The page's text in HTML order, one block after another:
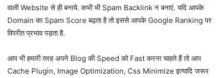
वाली Website से ही बनाये. कभी भी Spam Backlink न बनाएं. यदि आपके
Domain का Spam Score बढ़ता है तो इससे आपके Google Ranking पर
विपरीत प्रभाव पड़ता है.
आप भी हमारी तरह अपने Blog की Speed को Fast करना चाहते हैं तो आप
Cache Plugin, Image Optimization, Css Minimize इत्यादि जरूर